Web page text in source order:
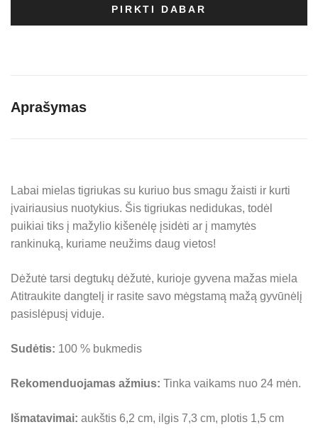
-
PIRKTI DABAR
Aprašymas
Labai mielas tigriukas su kuriuo bus smagu žaisti ir kurti
įvairiausius nuotykius. Šis tigriukas nedidukas, todėl
puikiai tiks į mažylio kišenėlę įsidėti ar į mamytės
rankinuką, kuriame neužims daug vietos!
Dėžutė tarsi degtukų dėžutė, kurioje gyvena mažas miela
Atitraukite dangtelį ir rasite savo mėgstamą mažą gyvūnėlį
pasislėpusį viduje.
Sudėtis: 100 % bukmedis
Rekomenduojamas ažmius: Tinka vaikams nuo 24 mėn.
Išmatavimai: aukštis 6,2 cm, ilgis 7,3 cm, plotis 1,5 cm